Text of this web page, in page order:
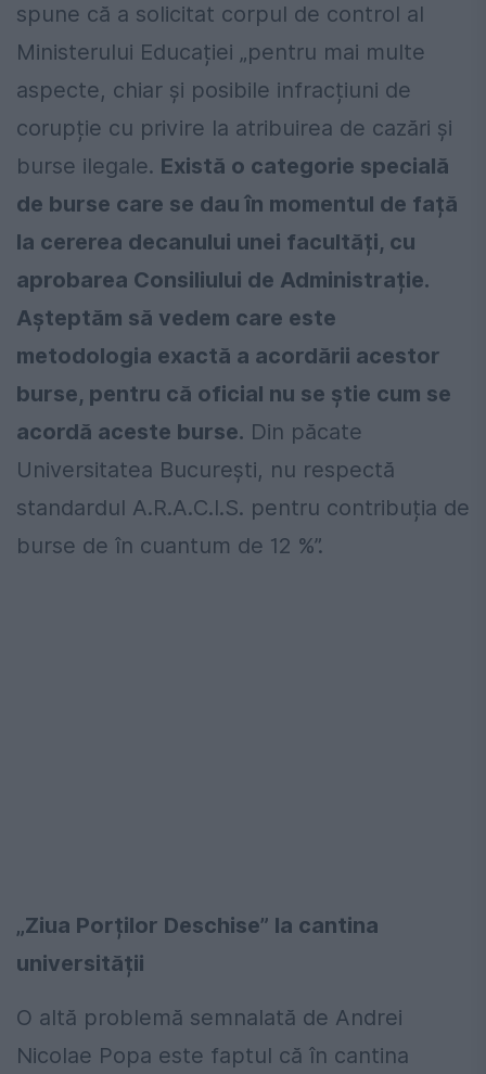
spune că a solicitat corpul de control al
Ministerului Educației „pentru mai multe
aspecte, chiar și posibile infracțiuni de
corupție cu privire la atribuirea de cazări și
burse ilegale. Există o categorie specială
de burse care se dau în momentul de față
la cererea decanului unei facultăți, cu
aprobarea Consiliului de Administrație.
Așteptăm să vedem care este
metodologia exactă a acordării acestor
burse, pentru că oficial nu se știe cum se
acordă aceste burse. Din păcate
Universitatea București, nu respectă
standardul A.R.A.C.I.S. pentru contribuția de
burse de în cuantum de 12 %”.
„Ziua Porților Deschise” la cantina
universității
O altă problemă semnalată de Andrei
Nicolae Popa este faptul că în cantina